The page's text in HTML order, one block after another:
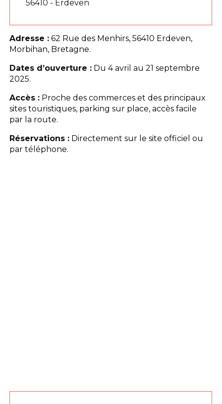
56410 - Erdeven
Adresse : 62 Rue des Menhirs, 56410 Erdeven,
Morbihan, Bretagne.
Dates d’ouverture : Du 4 avril au 21 septembre
2025.
Accès : Proche des commerces et des principaux
sites touristiques, parking sur place, accès facile
par la route.
Réservations : Directement sur le site officiel ou
par téléphone.